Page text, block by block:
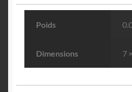
Poids
Dimensions 7